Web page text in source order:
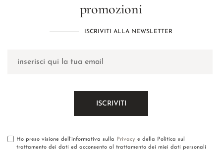
promozioni
ISCRIVITI ALLA NEWSLETTER
Ho preso visione dell’informativa sulla Privacy e della Politica sul
trattamento dei dati ed acconsento al trattamento dei miei dati personali